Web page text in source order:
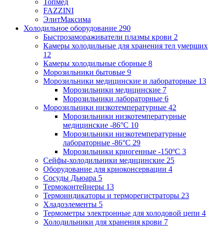
FAZZINI
ЭлитМаксима
Холодильное оборудование 290
Быстрозамораживатели плазмы крови 2
Камеры холодильные для хранения тел умерших
12
Камеры холодильные сборные 8
Морозильники бытовые 9
Морозильники медицинские и лабораторные 13
Морозильники медицинские 7
Морозильники лабораторные 6
Морозильники низкотемпературные 42
Морозильники низкотемпературные
медицинские -86°С 10
Морозильники низкотемпературные
лабораторные -86°С 29
Морозильники криогенные -150ºC 3
Сейфы-холодильники медицинские 25
Оборудование для криоконсервации 4
Сосуды Дьюара 5
Термоконтейнеры 13
Термоиндикаторы и терморегистраторы 23
Хладоэлементы 5
Термометры электронные для холодовой цепи 4
Холодильники для хранения крови 7